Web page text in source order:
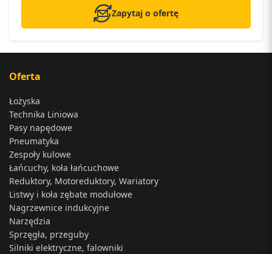
Zapytaj o ofertę
Oferta
Łożyska
Technika Liniowa
Pasy napędowe
Pneumatyka
Zespoły kulowe
Łańcuchy, koła łańcuchowe
Reduktory, Motoreduktory, Wariatory
Listwy i koła zębate modułowe
Nagrzewnice indukcyjne
Narzędzia
Sprzęgła, przeguby
Silniki elektryczne, falowniki